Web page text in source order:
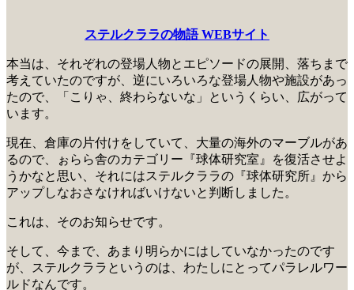
ステルクララの物語 WEBサイト
本当は、それぞれの登場人物とエピソードの展開、落ちまで
考えていたのですが、逆にいろいろな登場人物や施設があっ
たので、「こりゃ、終わらないな」というくらい、広がって
います。
現在、倉庫の片付けをしていて、大量の海外のマーブルがあ
るので、ぉらら舎のカテゴリー『球体研究室』を復活させよ
うかなと思い、それにはステルクララの『球体研究所』から
アップしなおさなければいけないと判断しました。
これは、そのお知らせです。
そして、今まで、あまり明らかにはしていなかったのです
が、ステルクララというのは、わたしにとってパラレルワー
ルドなんです。